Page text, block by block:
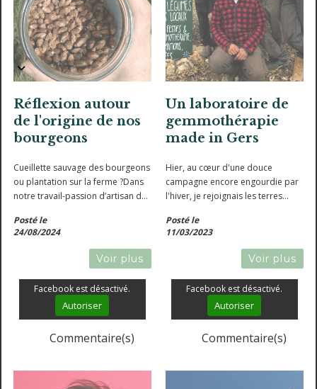
Réflexion autour
de l'origine de nos
bourgeons
Cueillette sauvage des bourgeons
ou plantation sur la ferme ?Dans
notre travail-passion d’artisan de
centrale et déterminante est bien
évidemment la récolte des
bourgeons.Ces organes...
Posté le
24/08/2024
Voir plus
Facebook est désactivé.
Autoriser
Commentaire(s)
Un laboratoire de
gemmothérapie
made in Gers
Hier, au cœur d'une douce
campagne encore engourdie par
l'hiver, je rejoignais les terres
des Mawagits.Ici, les mains et les
cerveaux des 4 incroyables
mousquetaires sont directement
Posté le
11/03/2023
Voir plus
Facebook est désactivé.
Autoriser
Commentaire(s)